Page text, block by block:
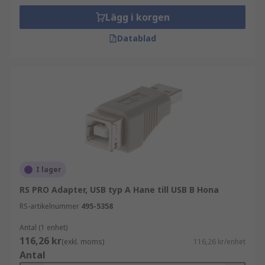
Lägg i korgen
Datablad
I lager
RS PRO Adapter, USB typ A Hane till USB B Hona
RS-artikelnummer 495-5358
Antal (1 enhet)
116,26 kr(exkl. moms) 116,26 kr/enhet
Antal